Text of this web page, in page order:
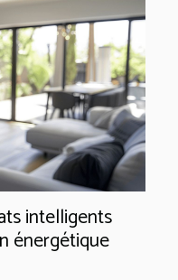
intelligents
énergétique